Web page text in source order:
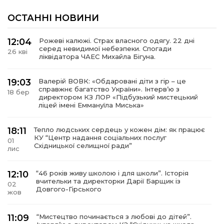
ОСТАННІ НОВИНИ
12:04
26 кві
Рожеві калюжі. Страх власного одягу. 22 дні
серед невидимої небезпеки. Спогади
ліквідатора ЧАЕС Михайла Бігуна.
19:03
18 бер
Валерій ВОВК: «Обдаровані діти з гір – це
справжнє багатство України». Інтервʼю з
директором КЗ ЛОР «Підбузький мистецький
ліцей імені Еммануїла Миська»
18:11
01
лис
Тепло людських сердець у кожен дім: як працює
КУ “Центр надання соціальних послуг
Східницької селищної ради”
12:10
02
жов
“46 років живу школою і для школи”. Історія
вчительки та директорки Дарії Барщик із
Довгого-Гірського
11:09
“Мистецтво починається з любові до дітей”.